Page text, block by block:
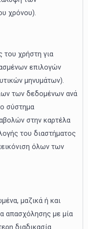
χρόνου).
χρήστη για
επιλογών
μηνυμάτων).
των δεδομένων ανά
σύστημα
στην καρτέλα
του διαστήματος
όλων των
μαζικά ή και
απασχόλησης με μία
διαδικασία